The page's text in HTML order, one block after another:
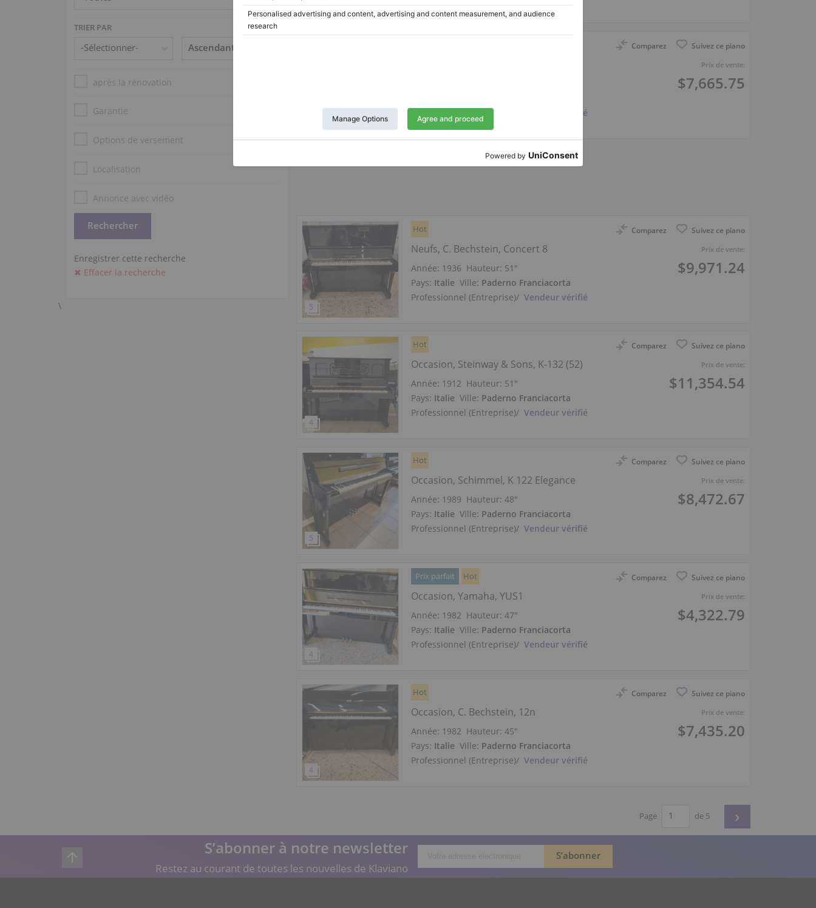
TRIER PAR
après la rénovation
Garantie
Options de versement
Localisation
Annonce avec vidéo
Enregistrer cette recherche
✖ Effacer la recherche
\
Comparez Suivez ce piano
Prix de vente:
$7,665.75
Professionnel (Entreprise)
Vendeur vérifié
Comparez Suivez ce piano
Prix de vente:
$9,971.24
Hot
Neufs, C. Bechstein, Concert 8
Année: 1936 Hauteur: 51″
Pays: Italie Ville: Paderno Franciacorta
Professionnel (Entreprise)/ Vendeur vérifié
Comparez Suivez ce piano
Prix de vente:
$11,354.54
Hot
Occasion, Steinway & Sons, K-132 (52)
Année: 1912 Hauteur: 51″
Pays: Italie Ville: Paderno Franciacorta
Professionnel (Entreprise)/ Vendeur vérifié
Comparez Suivez ce piano
Prix de vente:
$8,472.67
Hot
Occasion, Schimmel, K 122 Elegance
Année: 1989 Hauteur:48″
Pays: Italie Ville: Paderno Franciacorta
Professionnel (Entreprise)/ Vendeur vérifié
Comparez Suivez ce piano
Prix de vente:
$4,322.79
Prix parfait Hot
Occasion, Yamaha, YUS1
Année: 1982 Hauteur:47″
Pays: Italie Ville: Paderno Franciacorta
Professionnel (Entreprise)/ Vendeur vérifié
Comparez Suivez ce piano
Prix de vente:
$7,435.20
Hot
Occasion, C. Bechstein, 12n
Année: 1982 Hauteur:45″
Pays: Italie Ville: Paderno Franciacorta
Professionnel (Entreprise)/ Vendeur vérifié
Page de 5 ›
S’abonner à notre newsletter
Restez au courant de toutes les nouvelles de Klaviano